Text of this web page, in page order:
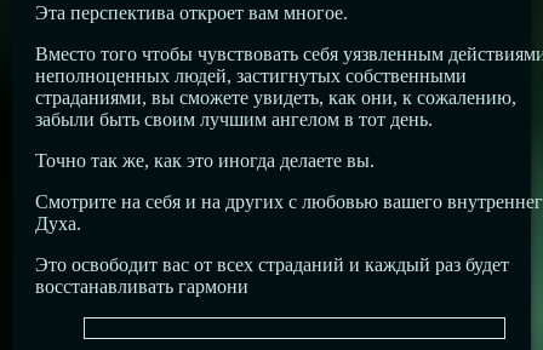
Эта перспектива откроет вам многое.
Вместо того чтобы чувствовать себя уязвленным
неполноценных людей, застигнутых собственными
страданиями, вы сможете увидеть, как они, к сожалению,
забыли быть своим лучшим ангелом в тот день.
Точно так же, как это иногда делаете вы.
Смотрите на себя и на других с любовью вашего
Духа.
Это освободит вас от всех страданий и каждый раз будет
восстанавливать гармони